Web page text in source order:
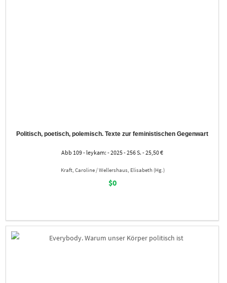
Politisch, poetisch, polemisch. Texte zur feministischen Gegenwart
Abb 109 - leykam: - 2025 - 256 S. - 25,50 €
Kraft, Caroline / Wellershaus, Elisabeth (Hg.)
$0